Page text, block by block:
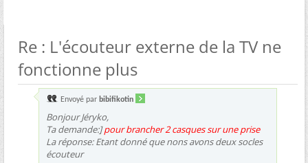
Re : L'écouteur externe de la TV ne
fonctionne plus
Envoyé par bibifikotin
Bonjour Jéryko,
Ta demande:]pour brancher 2 casques sur une prise
La réponse: Etant donné que nons avons deux socles
écouteur